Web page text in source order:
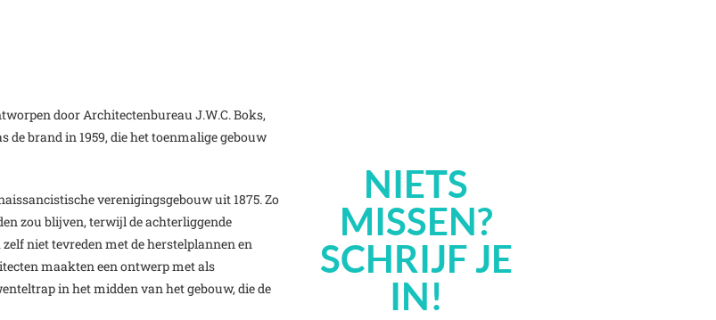
door Architectenbureau J.W.C. Boks,
de brand in 1959, die het toenmalige gebouw
verenigingsgebouw uit 1875. Zo
zou blijven, terwijl de achterliggende
niet tevreden met de herstelplannen en
maakten een ontwerp met als
in het midden van het gebouw, die de
NIETS
MISSEN?
SCHRIJF JE
IN!